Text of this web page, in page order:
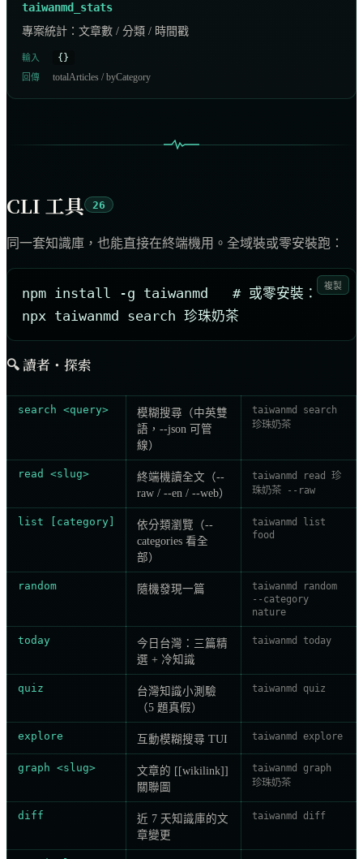
taiwanmd_stats
專案統計：文章數 / 分類 / 時間戳
輸入 {}
回傳 totalArticles / byCategory
CLI 工具 26
同一套知識庫，也能直接在終端機用。全域裝或零安裝跑：
複製
npm install -g taiwanmd   # 或零安裝：
npx taiwanmd search 珍珠奶茶
🔍讀者・探索
search <query>
模糊搜尋（中英雙
語，--json 可管
線）
taiwanmd search
珍珠奶茶
read <slug>
終端機讀全文（--
raw / --en / --web）
taiwanmd read 珍
珠奶茶 --raw
list [category]
依分類瀏覽（--
categories 看全
部）
taiwanmd list
food
random 隨機發現一篇
taiwanmd random
--category
nature
today
今日台灣：三篇精
選 + 冷知識
taiwanmd today
quiz
台灣知識小測驗
（5 題真假）
taiwanmd quiz
explore 互動模糊搜尋 TUI taiwanmd explore
graph <slug>
文章的 [[wikilink]]
關聯圖
taiwanmd graph
珍珠奶茶
diff
近 7 天知識庫的文
章變更
taiwanmd diff